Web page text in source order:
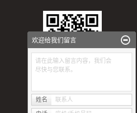
欢迎给我们留言
请在此输入留言内容，我们会
尽快与您联系。
姓名 联系人